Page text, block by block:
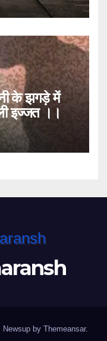
के झगड़े में
इज्जत ।।
Newsup by Themeansar.